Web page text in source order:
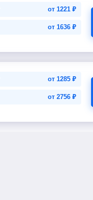
от 1221 ₽
от 1636 ₽
от 1285 ₽
от 2756 ₽